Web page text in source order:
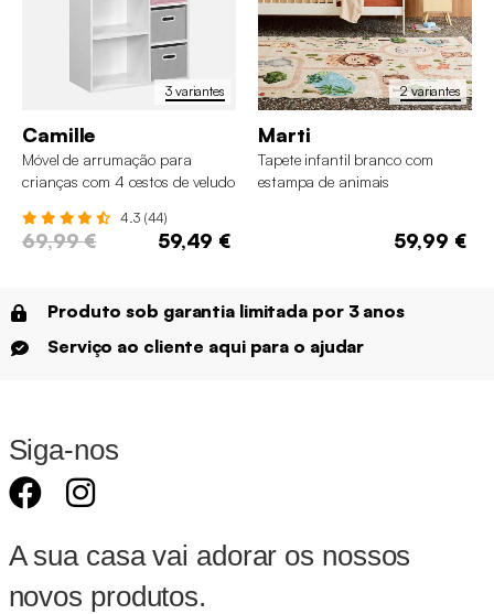
3 variantes
Camille
Móvel de arrumação para
crianças com 4 cestos de veludo
4.3 (44)
69,99 € 59,49 €
2 variantes
Marti
Tapete infantil branco com
estampa de animais
59,99 €
Produto sob garantia limitada por 3 anos
Serviço ao cliente aqui para o ajudar
Siga-nos
A sua casa vai adorar os nossos
novos produtos.